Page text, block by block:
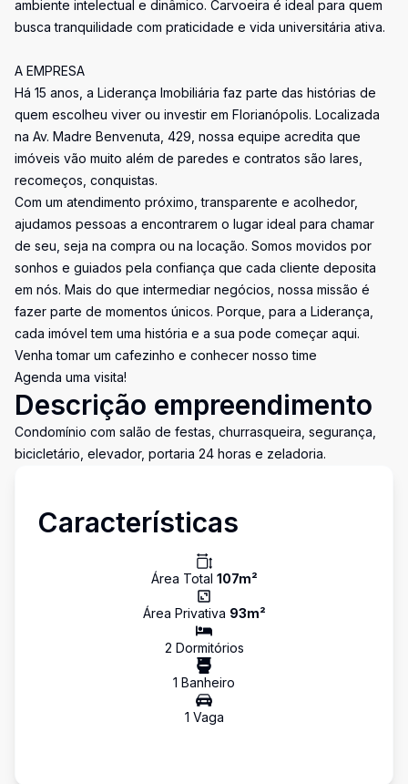
ambiente intelectual e dinâmico. Carvoeira é ideal para quem
busca tranquilidade com praticidade e vida universitária ativa.
A EMPRESA
Há 15 anos, a Liderança Imobiliária faz parte das histórias de
quem escolheu viver ou investir em Florianópolis. Localizada
na Av. Madre Benvenuta, 429, nossa equipe acredita que
imóveis vão muito além de paredes e contratos são lares,
recomeços, conquistas.
Com um atendimento próximo, transparente e acolhedor,
ajudamos pessoas a encontrarem o lugar ideal para chamar
de seu, seja na compra ou na locação. Somos movidos por
sonhos e guiados pela confiança que cada cliente deposita
em nós. Mais do que intermediar negócios, nossa missão é
fazer parte de momentos únicos. Porque, para a Liderança,
cada imóvel tem uma história e a sua pode começar aqui.
Venha tomar um cafezinho e conhecer nosso time
Agenda uma visita!
Descrição empreendimento
Condomínio com salão de festas, churrasqueira, segurança,
bicicletário, elevador, portaria 24 horas e zeladoria.
Características
Área Total 107m²
Área Privativa 93m²
2 Dormitórios
1 Banheiro
1 Vaga